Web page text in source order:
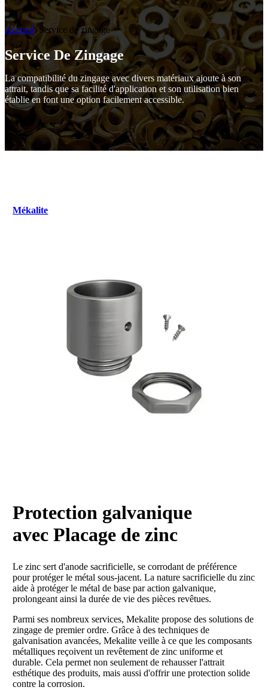
Accueil Service de zingage
Service De Zingage
La compatibilité du zingage avec divers matériaux ajoute à son
attrait, tandis que sa facilité d'application et son utilisation bien
établie en font une option facilement accessible.
Mékalite
Protection galvanique
avecPlacage de zinc
Le zinc sert d'anode sacrificielle, se corrodant de préférence
pour protéger le métal sous-jacent. La nature sacrificielle du zinc
aide à protéger le métal de base par action galvanique,
prolongeant ainsi la durée de vie des pièces revêtues.
Parmi ses nombreux services, Mekalite propose des solutions de
zingage de premier ordre. Grâce à des techniques de
galvanisation avancées, Mekalite veille à ce que les composants
métalliques reçoivent un revêtement de zinc uniforme et
durable. Cela permet non seulement de rehausser l'attrait
esthétique des produits, mais aussi d'offrir une protection solide
contre la corrosion.